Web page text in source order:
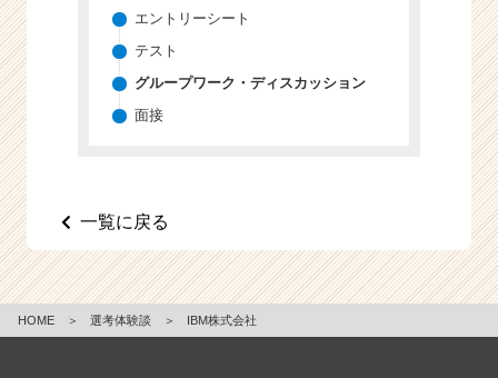
チ
ャ
r
エントリーシート
テスト
グループワーク・ディスカッション
面接
一覧に戻る
HOME ＞ 選考体験談 ＞ IBM株式会社